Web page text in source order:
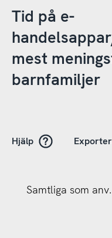
Tid på e-
mest
barnfamiljer
Hjälp
Samtliga som